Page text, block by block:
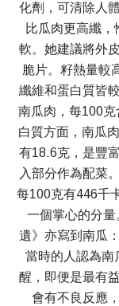
化劑，可清除人
比瓜肉更高纖
軟。她建議將外
脆片。籽熱量較
纖維和蛋白質皆
南瓜肉，每100
白質方面，南瓜
有18.6克，是豐
入部分作為配菜
每100克有446千
一個掌心的分
遺》亦寫到南瓜
當時的人認為南
醒，即便是最有
會有不良反應